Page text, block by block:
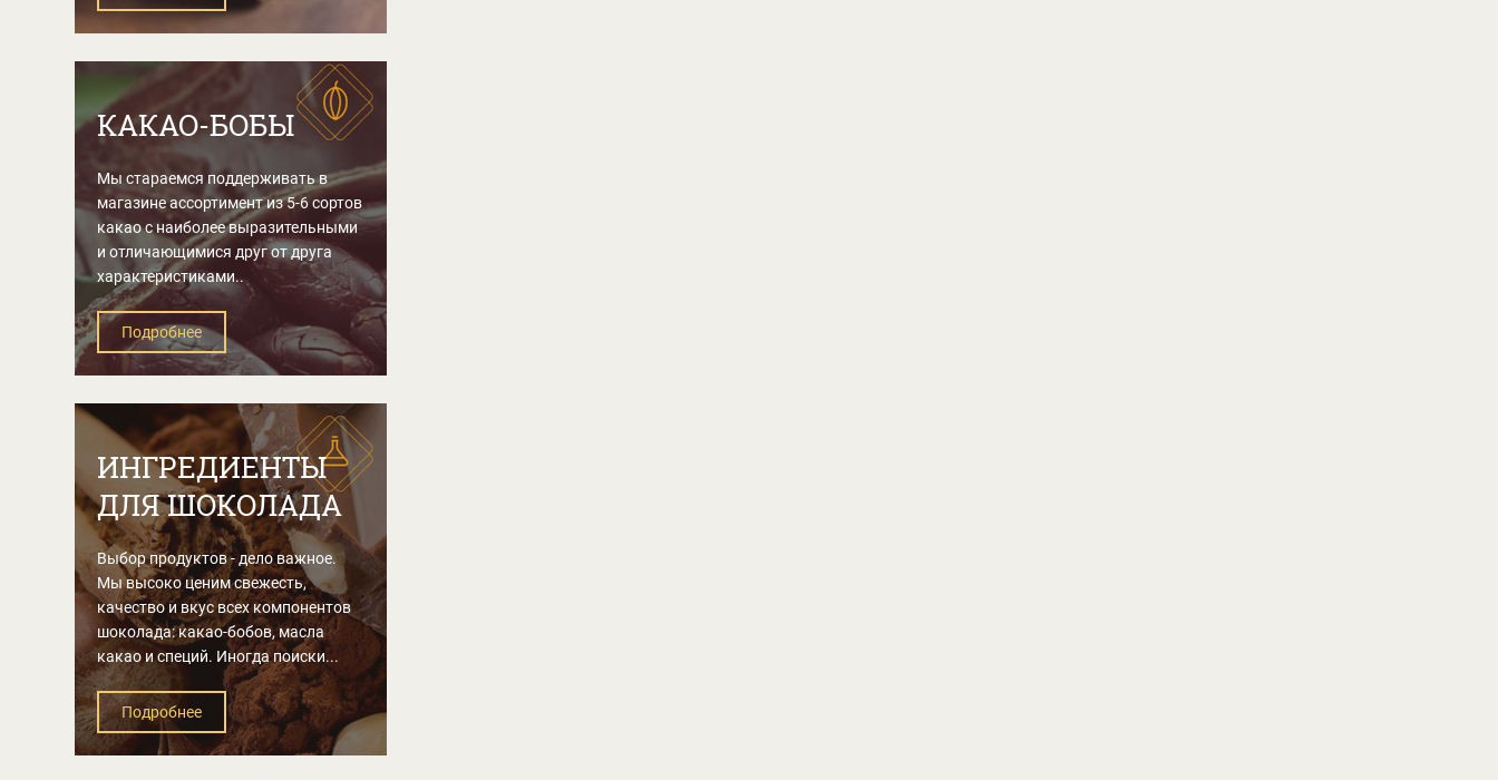
КАКАО-БОБЫ
Мы стараемся поддерживать в
магазине ассортимент из 5-6 сортов
какао с наиболее выразительными
и отличающимися друг от друга
характеристиками..
Подробнее
ИНГРЕДИЕНТЫ
ДЛЯ ШОКОЛАДА
Выбор продуктов - дело важное.
Мы высоко ценим свежесть,
качество и вкус всех компонентов
шоколада: какао-бобов, масла
какао и специй. Иногда поиски...
Подробнее